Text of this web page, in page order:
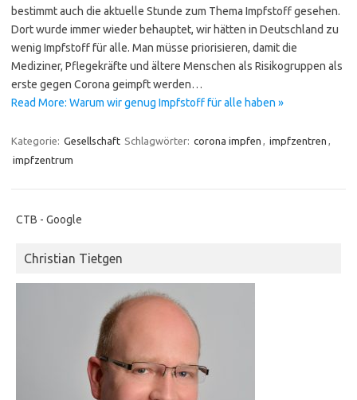
bestimmt auch die aktuelle Stunde zum Thema Impfstoff gesehen.
Dort wurde immer wieder behauptet, wir hätten in Deutschland zu
wenig Impfstoff für alle. Man müsse priorisieren, damit die
Mediziner, Pflegekräfte und ältere Menschen als Risikogruppen als
erste gegen Corona geimpft werden…
Read More: Warum wir genug Impfstoff für alle haben »
Kategorie: Gesellschaft Schlagwörter: corona impfen impfzentren
impfzentrum
CTB - Google
Christian Tietgen